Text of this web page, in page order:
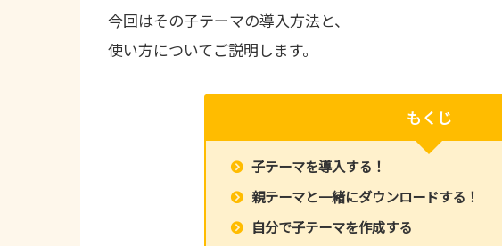
今回はその子テーマの導入方法と、
使い方についてご説明します。
もくじ
子テーマを導入する！
親テーマと一緒にダウンロードする！
自分で子テーマを作成する